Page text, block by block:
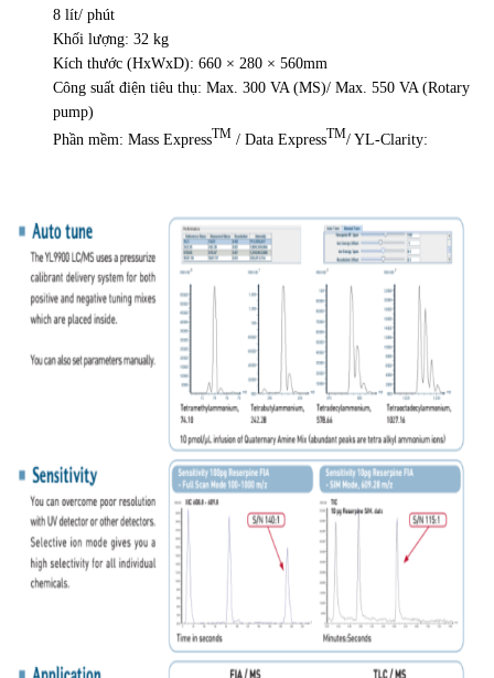
8 lít/ phút
Khối lượng: 32 kg
Kích thước (HxWxD): 660 × 280 × 560mm
Công suất điện tiêu thụ: Max. 300 VA (MS)/ Max. 550 VA (Rotary
pump)
Phần mềm: Mass ExpressTM / Data ExpressTM/ YL-Clarity: